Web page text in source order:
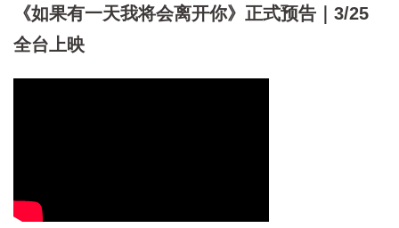
《如果有一天我将会离开你》正式预告｜3/25
全台上映